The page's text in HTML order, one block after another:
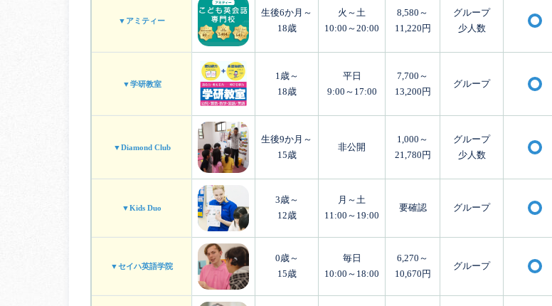
▼アミティー
生後6か月～
18歳
火～土
10:00～20:00
8,580～
11,220円
グループ
少人数
▼学研教室
1歳～
18歳
平日
9:00～17:00
7,700～
13,200円
グループ
▼Diamond Club
生後9か月～
15歳
非公開
1,000～
21,780円
グループ
少人数
▼Kids Duo
3歳～
12歳
月～土
11:00～19:00
要確認 グループ
▼セイハ英語学院
0歳～
15歳
毎日
10:00～18:00
6,270～
10,670円
グループ